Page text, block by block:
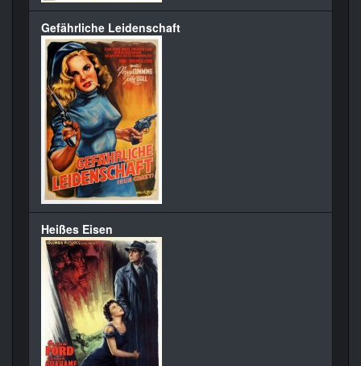
Gefährliche Leidenschaft
Heißes Eisen